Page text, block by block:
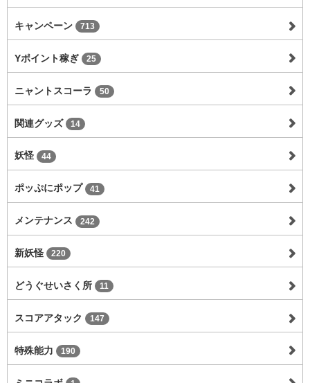
キャンペーン 713
Yポイント稼ぎ 25
ニャントスコーラ 50
関連グッズ 14
妖怪 44
ポッぷにポップ 41
メンテナンス 242
新妖怪 220
どうぐせいさく所 11
スコアアタック 147
特殊能力 190